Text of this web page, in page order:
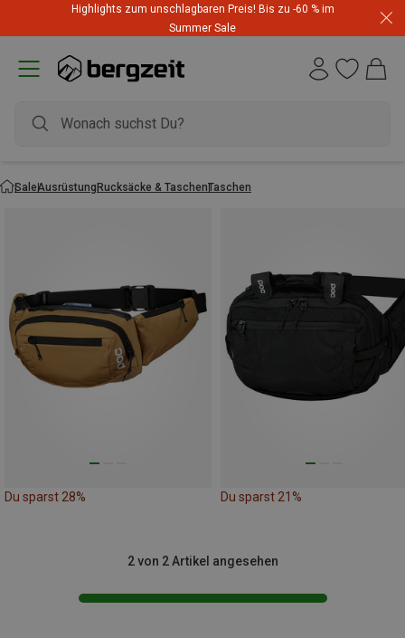
Highlights zum unschlagbaren Preis! Bis zu -60 % im
Summer Sale
SaleAusrüstungRucksäcke & TaschenTaschen
Du sparst 28% Du sparst 21%
2 von 2 Artikel angesehen